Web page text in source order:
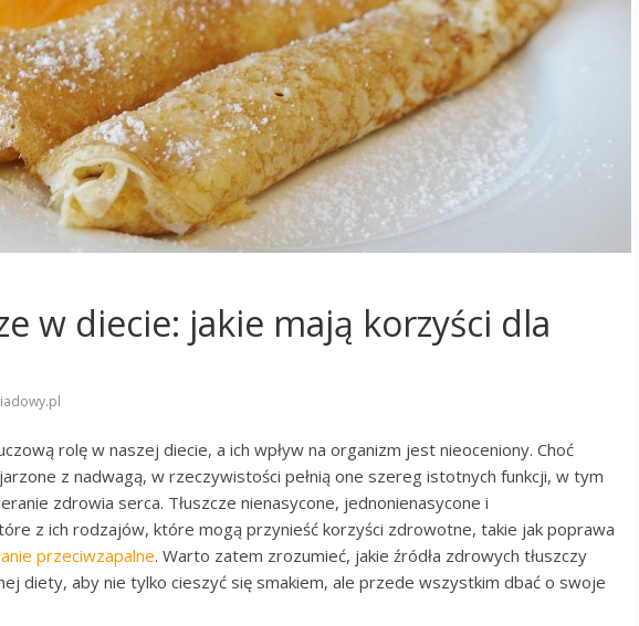
w diecie: jakie mają korzyści dla
rolę w naszej diecie, a ich wpływ na organizm jest nieoceniony. Choć
z nadwagą, w rzeczywistości pełnią one szereg istotnych funkcji, w tym
zdrowia serca. Tłuszcze nienasycone, jednonienasycone i
z ich rodzajów, które mogą przynieść korzyści zdrowotne, takie jak poprawa
przeciwzapalne. Warto zatem zrozumieć, jakie źródła zdrowych tłuszczy
diety, aby nie tylko cieszyć się smakiem, ale przede wszystkim dbać o swoje